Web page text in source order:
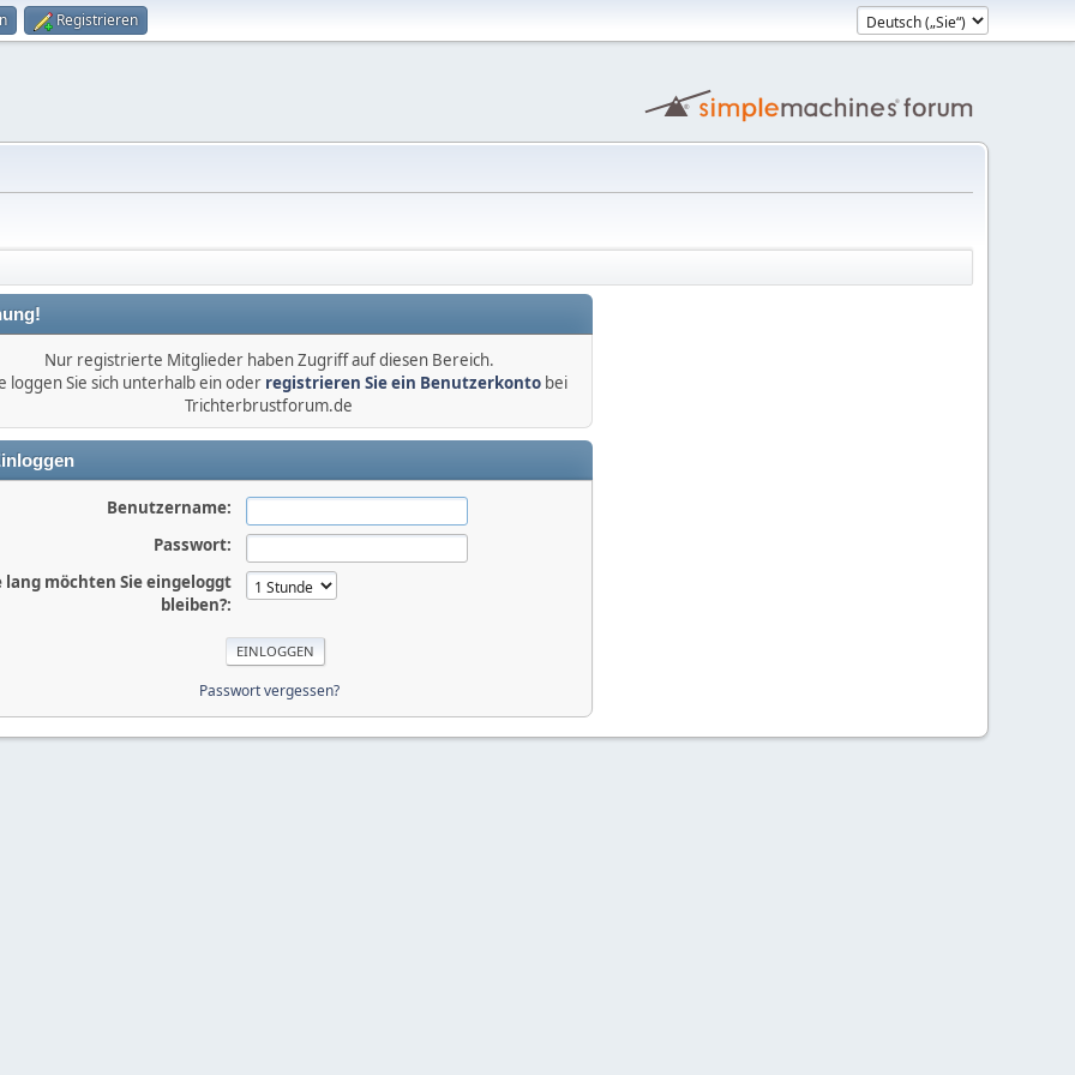
Registrieren
Nur registrierte Mitglieder haben Zugriff auf diesen Bereich.
loggen Sie sich unterhalb ein oder registrieren Sie ein Benutzerkontobei
Trichterbrustforum.de
Benutzername:
Passwort:
lang möchten Sie eingeloggt
bleiben?:
Passwort vergessen?